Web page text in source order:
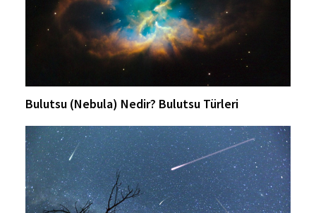
Bulutsu (Nebula) Nedir? Bulutsu Türleri